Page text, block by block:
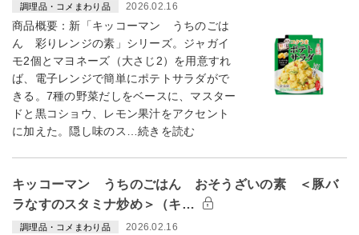
調理品・コメまわり品 2026.02.16
商品概要：新「キッコーマン うちのごは
ん 彩りレンジの素」シリーズ。ジャガイ
モ2個とマヨネーズ（大さじ2）を用意すれ
ば、電子レンジで簡単にポテトサラダがで
きる。7種の野菜だしをベースに、マスター
ドと黒コショウ、レモン果汁をアクセント
に加えた。隠し味のス…続きを読む
キッコーマン うちのごはん おそうざいの素 ＜豚バ
ラなすのスタミナ炒め＞（キ…
調理品・コメまわり品 2026.02.16